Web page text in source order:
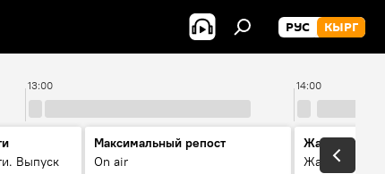
РУС КЫРГ
13:00 14:00
Выпуск
Максимальный репост
On air
Жаңылыктар